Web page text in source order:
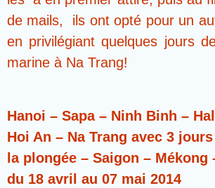
de mails, ils ont opté pour un
en privilégiant quelques jours
marine à Na Trang!
Hanoi – Sapa – Ninh Binh –
Hoi An – Na Trang avec 3
la plongée – Saigon – Mékong
du 18 avril au 07 mai 2014